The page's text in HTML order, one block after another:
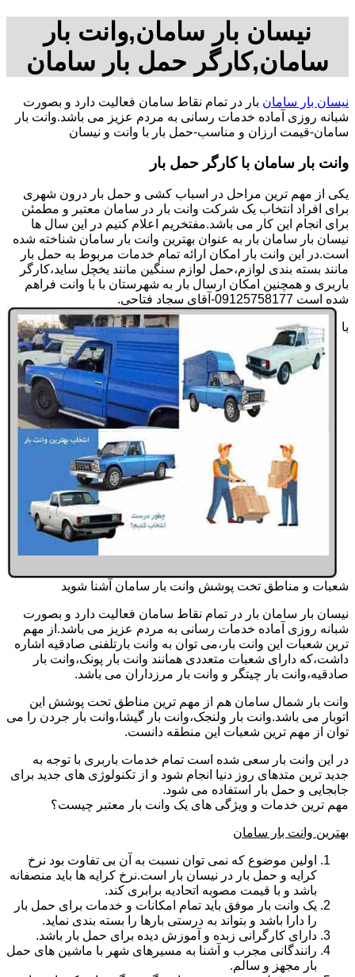
نیسان بار سامان,وانت بار
سامان,کارگر حمل بار سامان
نیسان بار سامان بار در تمام نقاط سامان فعالیت دارد و بصورت
شبانه روزی آماده خدمات رسانی به مردم عزیز می باشد.وانت بار
سامان-قیمت ارزان و مناسب-حمل بار با وانت و نیسان
وانت بار سامان با کارگر حمل بار
یکی از مهم ترین مراحل در اسباب کشی و حمل بار درون شهری
برای افراد انتخاب یک شرکت وانت بار در سامان معتبر و مطمئن
برای انجام این کار می باشد.مفتخریم اعلام کنیم در این سال ها
نیسان بار سامان بار به عنوان بهترین وانت بار سامان شناخته شده
است.در این وانت بار امکان ارائه تمام خدمات مربوط به حمل بار
مانند بسته بندی لوازم،حمل لوازم سنگین مانند یخچل ساید،کارگر
باربری و همچنین امکان ارسال بار به شهرستان با با وانت فراهم
شده است 09125758177-آقای سجاد فتاحی.
با
شعبات و مناطق تخت پوشش وانت بار سامان آشنا شوید
نیسان بار سامان بار در تمام نقاط سامان فعالیت دارد و بصورت
شبانه روزی آماده خدمات رسانی به مردم عزیز می باشد.از مهم
ترین شعبات این وانت بار،می توان به وانت بارتلفنی صادقیه اشاره
داشت،که دارای شعبات متعددی همانند وانت بار پونک،وانت بار
صادقیه،وانت بار چیتگر و وانت بار مرزداران می باشد.
وانت بار شمال سامان هم از مهم ترین مناطق تحت پوشش این
اتوبار می باشد.وانت بار ولنجک،وانت بار گیشا،وانت بار جردن را می
توان از مهم ترین شعبات این منطقه دانست.
در این وانت بار سعی شده است تمام خدمات باربری با توجه به
جدید ترین متدهای روز دنیا انجام شود و از تکنولوژی های جدید برای
جابجایی و حمل بار استفاده می شود.
مهم ترین خدمات و ویژگی های یک وانت بار معتبر چیست؟
بهترین وانت بار سامان
اولین موضوع که نمی توان نسبت به آن بی تفاوت بود نرخ
کرایه و حمل بار در نیسان بار است.نرخ کرایه ها باید منصفانه
باشد و با قیمت مصوبه اتحادیه برابری کند.
یک وانت بار موفق باید تمام امکانات و خدمات برای حمل بار
را دارا باشد و بتواند به درستی بارها را بسته بندی نماید.
دارای کارگرانی زبده و آموزش دیده برای حمل بار باشد.
رانندگانی مجرب و آشنا به مسیرهای شهر با ماشین های حمل
بار مجهز و سالم.